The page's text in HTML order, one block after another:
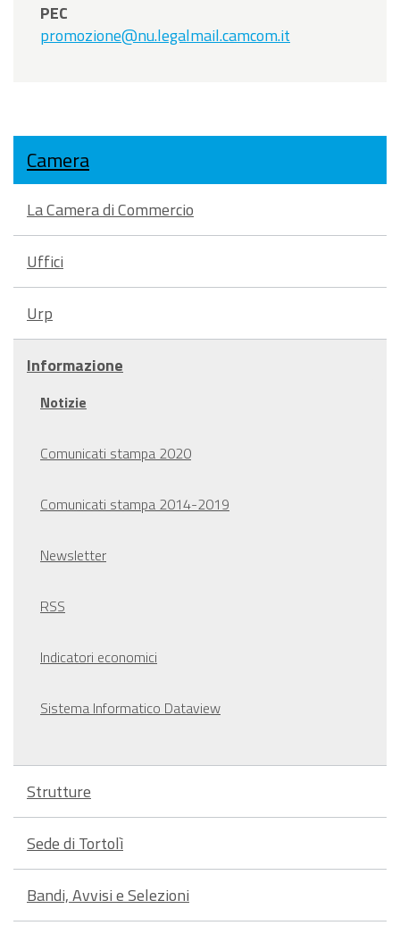
PEC
promozione@nu.legalmail.camcom.it
Camera
La Camera di Commercio
Uffici
Urp
Informazione
Notizie
Comunicati stampa 2020
Comunicati stampa 2014-2019
Newsletter
RSS
Indicatori economici
Sistema Informatico Dataview
Strutture
Sede di Tortolì
Bandi, Avvisi e Selezioni